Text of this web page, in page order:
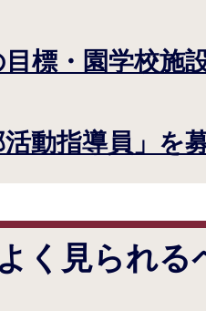
標・園学校施
活動指導員」を
よく見られる